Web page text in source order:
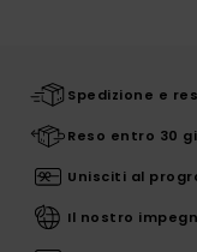
Spedizione e
Reso entro 30
Unisciti al
Il nostro